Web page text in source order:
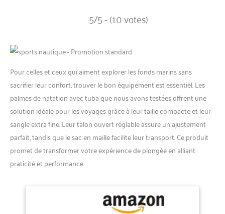
5/5 - (10 votes)
Pour celles et ceux qui aiment explorer les fonds marins sans
sacrifier leur confort, trouver le bon équipement est essentiel. Les
palmes de natation avec tuba que nous avons testées offrent une
solution idéale pour les voyages grâce à leur taille compacte et leur
sangle extra fine. Leur talon ouvert réglable assure un ajustement
parfait, tandis que le sac en maille facilite leur transport. Ce produit
promet de transformer votre expérience de plongée en alliant
praticité et performance.